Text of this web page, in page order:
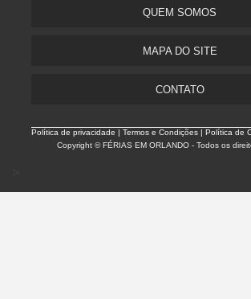
QUEM SOMOS
MAPA DO SITE
CONTATO
Política de privacidade |Termos e Condições | Política de
Copyright © FÉRIAS EM ORLANDO - Todos os